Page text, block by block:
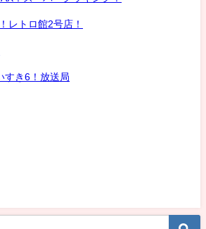
レトロ館2号店！
すき6！放送局